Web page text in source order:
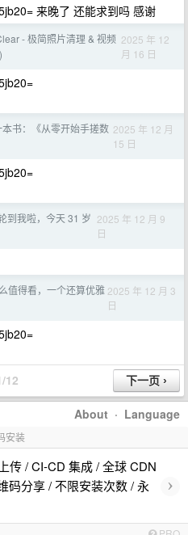
来晚了 还能求到吗 感谢
- 极简照片清理 & 视频 2025 年 12
月 16 日
书：《从零开始手搓数 2025 年 12 月
15 日
到我啦，今天 31 岁 2025 年 12 月 9
日
值得看，一个还算优雅 2025 年 12 月 3
日
12
About · Language
安装
传 / CI-CD 集成 / 全球 CDN
码分享 / 不限安装次数 / 永
›